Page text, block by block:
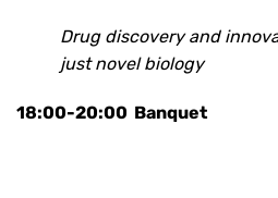
Drug discovery and
just novel biology
18:00-20:00 Banquet